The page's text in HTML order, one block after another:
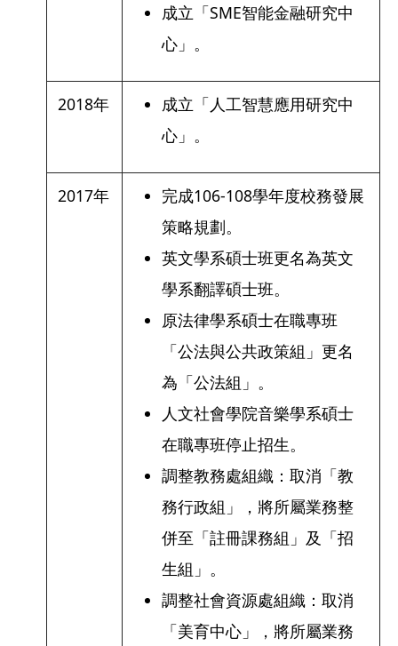
成立「SME智能金融研究中
心」。
2018年
成立「人工智慧應用研究中
心」。
2017年
完成106-108學年度校務發展
策略規劃。
英文學系碩士班更名為英文
學系翻譯碩士班。
原法律學系碩士在職專班
「公法與公共政策組」更名
為「公法組」。
人文社會學院音樂學系碩士
在職專班停止招生。
調整教務處組織：取消「教
務行政組」，將所屬業務整
併至「註冊課務組」及「招
生組」。
調整社會資源處組織：取消
「美育中心」，將所屬業務